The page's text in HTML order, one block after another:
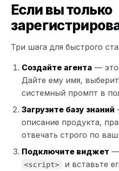
Если вы только
Три шага для быстрого
Создайте агента — это
Дайте ему имя,
системный промпт в
Загрузите базу знаний
описание продукта,
отвечать строго по
Подключите виджет —
<script>
и вставьте